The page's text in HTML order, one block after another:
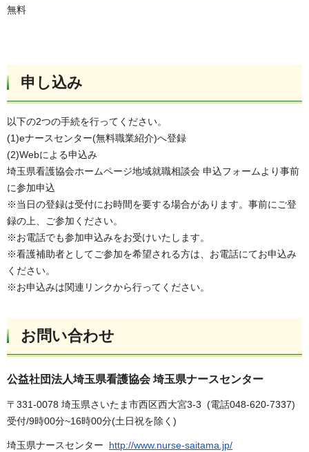
無料
申し込み
以下の2つの手続を行ってください。
(1)eナースセンター(無料職業紹介)へ登録
(2)Webによる申込み
埼玉県看護協会ホームページ地域就職相談会 申込フォームより事前
に参加申込
※当日の登録は受付にお時間を要する場合があります。事前にご登
録の上、ご参加ください。
※お電話でも参加申込みをお受けいたします。
※看護補助者としてご参加を希望される方は、お電話にてお申込み
ください。
※お申込みは関連リンクから行ってください。
お問い合わせ
公益社団法人埼玉県看護協会 埼玉県ナースセンター
〒331-0078 埼玉県さいたま市西区西大宮3-3 (電話048-620-7337)
受付/9時00分~16時00分(土日祝を除く)
埼玉県ナースセンター http://www.nurse-saitama.jp/